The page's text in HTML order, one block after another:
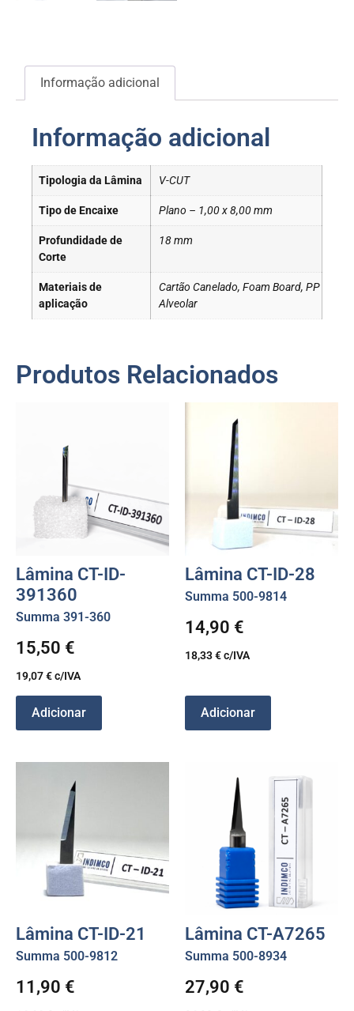
Informação adicional
Informação adicional
Tipologia da Lâmina V-CUT
Tipo de Encaixe Plano – 1,00 x 8,00 mm
Profundidade de
Corte
18 mm
Materiais de
aplicação
Cartão Canelado, Foam Board, PP
Alveolar
Produtos Relacionados
Lâmina CT-ID-
391360
Summa 391-360
15,50 €
19,07€c/IVA
Adicionar
Lâmina CT-ID-28
Summa 500-9814
14,90 €
18,33€c/IVA
Adicionar
Lâmina CT-ID-21
Summa 500-9812
11,90 €
Lâmina CT-A7265
Summa 500-8934
27,90 €